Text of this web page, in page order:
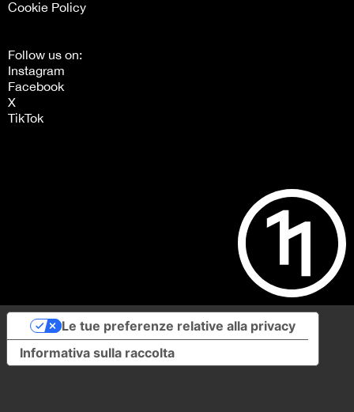
Cookie Policy
Follow us on:
Instagram
Facebook
X
TikTok
Informativa sulla raccolta
Le tue preferenze relative alla privacy